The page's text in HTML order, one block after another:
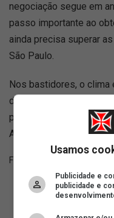
negociação segue em
passo importante ao
ainda precisa superar
São Paulo.
Nos bastidores, o clima
diretoria santista
pode facilitar as
Arboleda vestir a
Fonte:
Usamos
Publicidade e
publicidade e